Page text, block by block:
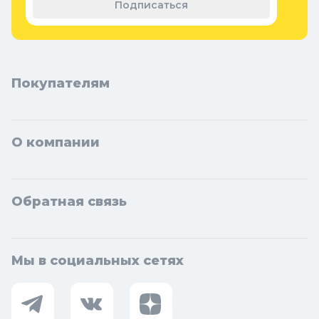
Подписаться
Покупателям
О компании
Обратная связь
Мы в социальных сетях